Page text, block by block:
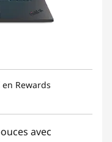
en Rewards
avec